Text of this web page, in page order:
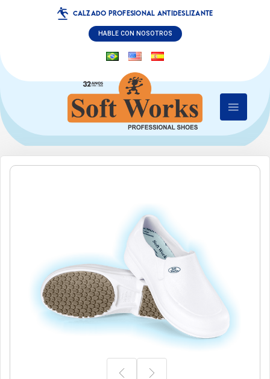
CALZADO PROFESIONAL ANTIDESLIZANTE
HABLE CON NOSOTROS